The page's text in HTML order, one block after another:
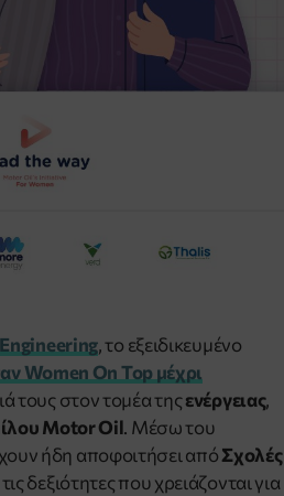
, το εξειδικευμένο
Women On Top μέχρι
τους στον τομέα τηςενέργειας,
Motor Oil. Μέσω του
ήδη αποφοιτήσει απόΣχολές
δεξιότητες που χρειάζονται για